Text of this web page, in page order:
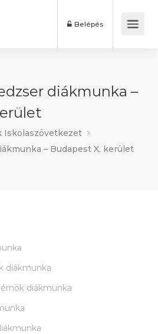
Belépés
diákmunka –
Iskolaszövetkezet
– Budapest X. kerület
diákmunka
diákmunka